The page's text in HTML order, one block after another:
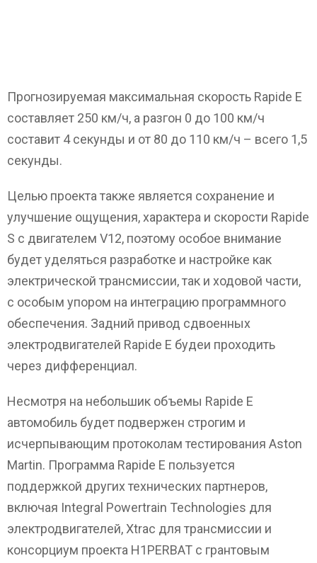
Прогнозируемая максимальная скорость Rapide E
составляет 250 км/ч, а разгон 0 до 100 км/ч
составит 4 секунды и от 80 до 110 км/ч – всего 1,5
секунды.
Целью проекта также является сохранение и
улучшение ощущения, характера и скорости Rapide
S c двигателем V12, поэтому особое внимание
будет уделяться разработке и настройке как
электрической трансмиссии, так и ходовой части,
с особым упором на интеграцию программного
обеспечения. Задний привод сдвоенных
электродвигателей Rapide E будеи проходить
через дифференциал.
Несмотря на небольшик объемы Rapide E
автомобиль будет подвержен строгим и
исчерпывающим протоколам тестирования Aston
Martin. Программа Rapide E пользуется
поддержкой других технических партнеров,
включая Integral Powertrain Technologies для
электродвигателей, Xtrac для трансмиссии и
консорциум проекта H1PERBAT с грантовым